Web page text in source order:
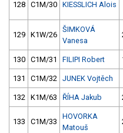
128 C1M/30 KIESSLICH Alois
129 K1W/26
ŠIMKOVÁ
Vanesa
130 C1M/31 FILIPI Robert
131 C1M/32 JUNEK Vojtěch
132 K1M/63 ŘÍHA Jakub
133 C1M/33
HOVORKA
Matouš